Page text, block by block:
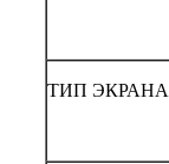
ТИП ЭКРАНА